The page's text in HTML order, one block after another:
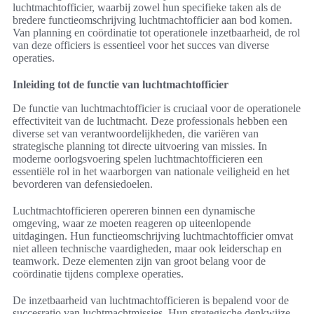
luchtmachtofficier, waarbij zowel hun specifieke taken als de
bredere functieomschrijving luchtmachtofficier aan bod komen.
Van planning en coördinatie tot operationele inzetbaarheid, de rol
van deze officiers is essentieel voor het succes van diverse
operaties.
Inleiding tot de functie van luchtmachtofficier
De functie van luchtmachtofficier is cruciaal voor de operationele
effectiviteit van de luchtmacht. Deze professionals hebben een
diverse set van verantwoordelijkheden, die variëren van
strategische planning tot directe uitvoering van missies. In
moderne oorlogsvoering spelen luchtmachtofficieren een
essentiële rol in het waarborgen van nationale veiligheid en het
bevorderen van defensiedoelen.
Luchtmachtofficieren opereren binnen een dynamische
omgeving, waar ze moeten reageren op uiteenlopende
uitdagingen. Hun functieomschrijving luchtmachtofficier omvat
niet alleen technische vaardigheden, maar ook leiderschap en
teamwork. Deze elementen zijn van groot belang voor de
coördinatie tijdens complexe operaties.
De inzetbaarheid van luchtmachtofficieren is bepalend voor de